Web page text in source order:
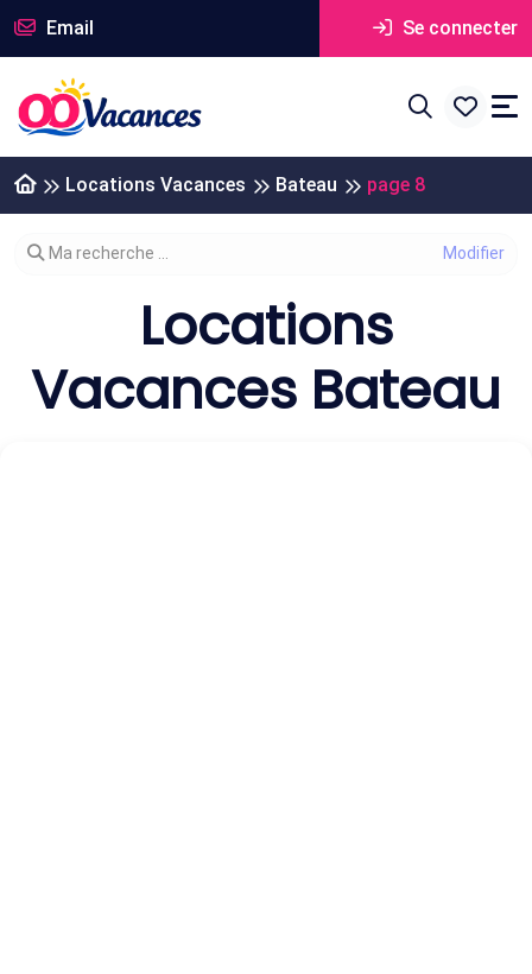
Email Se connecter
Locations Vacances Bateau page 8
Modifier votre recherche
Ma recherche ...
Locations
Vacances Bateau